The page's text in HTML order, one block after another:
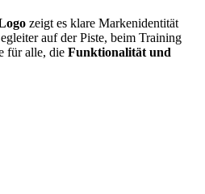
zeigt es klare Markenidentität
auf der Piste, beim Training
für alle, die Funktionalität und